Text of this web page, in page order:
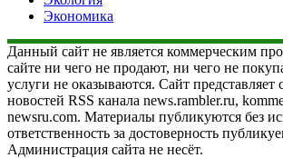
Экономика
Данный сайт не является коммерческим
сайте ни чего не продают, ни чего не
услуги не оказываются. Сайт представляет
новостей RSS канала news.rambler.ru,
newsru.com. Материалы публикуются без
ответственность за достоверность
Администрация сайта не несёт.